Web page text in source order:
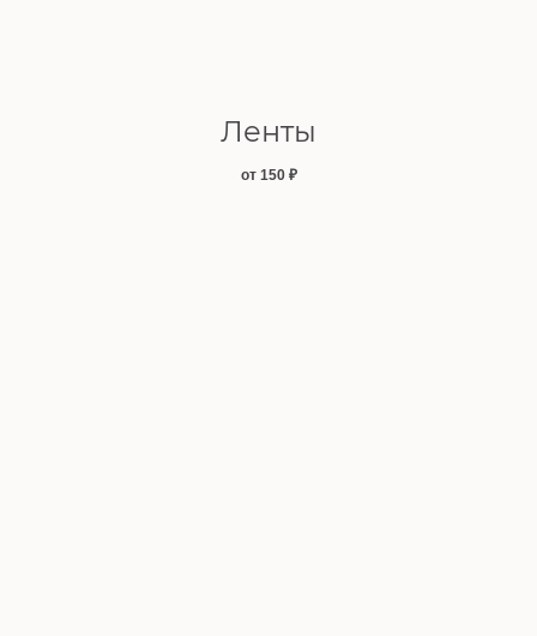
Ленты
от 150 ₽